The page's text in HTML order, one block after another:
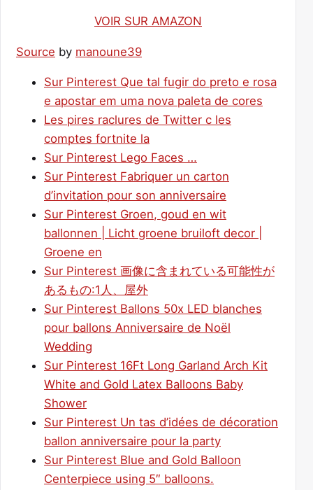
VOIR SUR AMAZON
Source by manoune39
Sur Pinterest Que tal fugir do preto e rosa
e apostar em uma nova paleta de cores
Les pires raclures de Twitter c les
comptes fortnite la
Sur Pinterest Lego Faces …
Sur Pinterest Fabriquer un carton
d’invitation pour son anniversaire
Sur Pinterest Groen, goud en wit
ballonnen | Licht groene bruiloft decor |
Groene en
Sur Pinterest 画像に含まれている可能性が
あるもの:1人、屋外
Sur Pinterest Ballons 50x LED blanches
pour ballons Anniversaire de Noël
Wedding
Sur Pinterest 16Ft Long Garland Arch Kit
White and Gold Latex Balloons Baby
Shower
Sur Pinterest Un tas d’idées de décoration
ballon anniversaire pour la party
Sur Pinterest Blue and Gold Balloon
Centerpiece using 5″ balloons.